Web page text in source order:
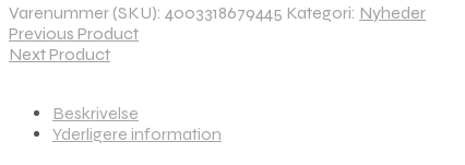
Varenummer (SKU): 4003318679445 Kategori: Nyheder
Previous Product
Next Product
Beskrivelse
Yderligere information